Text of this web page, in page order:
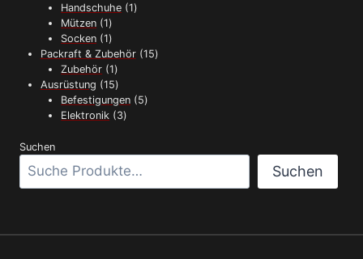
Produkte
Handschuhe 11
Mützen 11
Produkt
Socken 11
Produkt
Packraft & Zubehör 1515
Zubehör 11
Produkt
Ausrüstung 1515
Produkte
Befestigungen 55
Elektronik 33
Suchen
Suchen